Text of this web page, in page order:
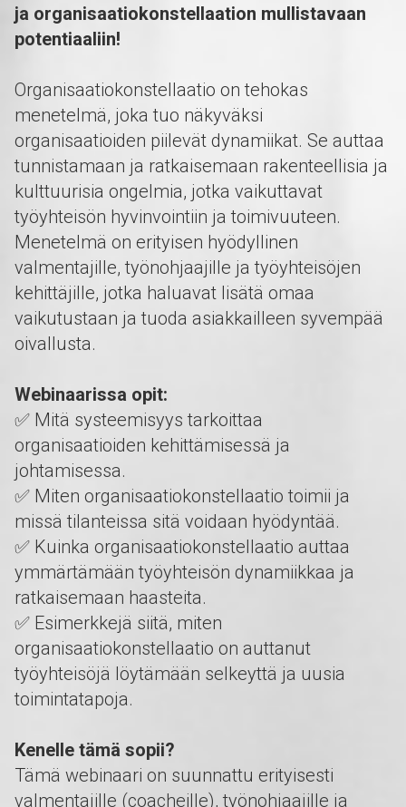
ja organisaatiokonstellaation mullistavaan
potentiaaliin!
Organisaatiokonstellaatio on tehokas
menetelmä, joka tuo näkyväksi
organisaatioiden piilevät dynamiikat. Se auttaa
tunnistamaan ja ratkaisemaan rakenteellisia ja
kulttuurisia ongelmia, jotka vaikuttavat
työyhteisön hyvinvointiin ja toimivuuteen.
Menetelmä on erityisen hyödyllinen
valmentajille, työnohjaajille ja työyhteisöjen
kehittäjille, jotka haluavat lisätä omaa
vaikutustaan ja tuoda asiakkailleen syvempää
oivallusta.
Webinaarissa opit:
✅ Mitä systeemisyys tarkoittaa
organisaatioiden kehittämisessä ja
johtamisessa.
✅ Miten organisaatiokonstellaatio toimii ja
missä tilanteissa sitä voidaan hyödyntää.
✅ Kuinka organisaatiokonstellaatio auttaa
ymmärtämään työyhteisön dynamiikkaa ja
ratkaisemaan haasteita.
✅ Esimerkkejä siitä, miten
organisaatiokonstellaatio on auttanut
työyhteisöjä löytämään selkeyttä ja uusia
toimintatapoja.
Kenelle tämä sopii?
Tämä webinaari on suunnattu erityisesti
valmentajille (coacheille), työnohjaajille ja